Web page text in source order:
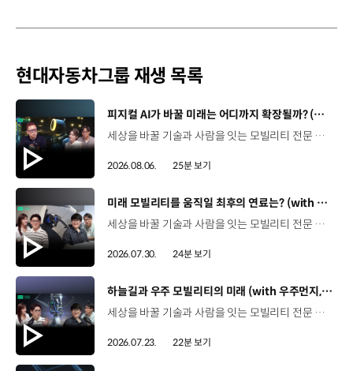
현대자동차그룹 재생 목록
[동영상]
피지컬 AI가 바꿀 미래는 어디까지 확장될까? (with 카이스트 김대식 교수) | 현대진행형 팟캐스트 EP. 22
세상을 바꿀 기술과 사람을 잇는 모빌리티 전문 팟캐스트, 현대진행형. 🔊과학커뮤니케이터 이독실, 여도은 앵커‬,그리고 카이스트 김대식 교수와 함께했습니다. 이제는 AI가 물건을 옮기고, 사람을 돕고, 함께 일하는 시대! 스물두 번째 에피소드에서는 몸을 가진 AI, ‘피지컬 AI’를 주제로휴머노이드가 사람을 닮은 이유부터 산업과 일상에 가져올 변화,그리고 현대자동차그룹이 준비하는 피지컬 AI의 미래까지 이야기합니다. 화면 밖을 나와 몸을 갖게 된 AI, 우리의 일상은 어떻게 달라질까요?현대진행형 22편에서 확인해 보세요. 현대진행형 팟빵 ▶현대진행형 애플 팟캐스트 ▶현대진행형 스포티파이 ▶ 00:00 하이라이트00:37 출연진 소개01:00 몸을 가진 AI, 피지컬 AI란?01:31 10년 만에 달라진 휴머노이드 기술02:42 도구로 능력을 확장해 온 인간04:51 인간의 의지까지 확장하는 AI05:30 휴머노이드는 왜 사람을 닮았을까?07:18 휴머노이드 개발에 남은 가장 큰 과제07:31 인간의 손과 다른 아틀라스의 손08:36 피지컬 AI가 가장 먼저 필요한 분야09:32 AI 시대, 노동의 의미는 달라질까?12:13 아직 1%도 시작하지 않은 피지컬 AI16:28 현대자동차그룹이 준비해 온 피지컬 AI17:31 미래 모빌리티는 어떤 모습일까?19:14 현대자동차그룹이 가진 풀스택 경쟁력20:10 피지컬 AI의 성능을 결정하는 모션 데이터22:49 휴머노이드와 함께 일하는 시대23:51 클로징 *본 영상에 포함된 참여자의 의견은 현대자동차그룹의 공식 입장과 다를 수 있습니다. #현대자동차그룹 #현대진행형 #모빌리티팟캐스트 #피지컬AI #휴머노이드 #보스턴다이나믹스 #아틀라스 #미래모빌리티 #모빌리티 #팟캐스트
2026.08.06. 25분 보기
[동영상]
미래 모빌리티를 움직일 최후의 연료는? (with 우주먼지, 항성) | 현대진행형 팟캐스트 EP. 21
세상을 바꿀 기술과 사람을 잇는 모빌리티 전문 팟캐스트, 현대진행형. 🔊 과학커뮤니케이터 이독실, 여도은 앵커,그리고 천문학자 우주먼지, 과학커뮤니케이터 항성과 함께했습니다. 휘발유부터 전기차, 수소전기차, 하이브리드까지미래 모빌리티를 움직일 연료는 무엇일까요? 스물한 번째 에피소드에서는 자동차의 '연료'를 주제로다양한 에너지가 만들어갈 미래 모빌리티 라이프스타일을 이야기합니다. 연료가 바뀌면 자동차도, 우리의 이동 방식도 달라지지 않을까요?현대진행형 21편에서 확인해 보세요. 현대진행형 팟빵▶ 현대진행형 애플 팟캐스트▶현대진행형 스포티파이▶ 00:00 하이라이트00:21 인트로 / 자기소개00:58 자동차의 성격, 무엇으로 결정될까?03:38 연료란, 자동차의 성격을 결정하는 DNA04:24 휘발유는 어떻게 연료 경쟁에서 살아남았을까06:09 휘발유의 과거와 현재, 유연휘발유 속 납성분07:02 지구를 납으로 오염시키던 유연휘발유가 사라진 이유08:47 달리는 전자제품이 된 자동차, SDV 시대로의 전환09:46 '기계공학' 시스템에서 '소프트웨어'로 변화하는 모빌리티11:18 친환경차 시대가 오기까지의 기술적 과제11:43 전기차 배터리가 풀어야 할 숙제12:25 배터리를 관리하는 BMS 기술13:51 수소전기차, 인프라가 먼저일까 수요가 먼저일까?14:23 수소가 청정 연료로 주목받는 이유15:08 우주에서 가장 흔한 원소, 수소 생산과 운송의 현실적인 과제16:49 수소가 필요한 모빌리티는 따로 있다18:21 하이브리드가 대세인 시대, 그 이유는? 19:26 하이브리드는 연료 과도기를 견디게 해주는 기술21:44 전기·수소·하이브리드를 함께 준비하는 멀티 파워트레인 전략이란?23:30 클로징 *본 영상에 포함된 참여자의 의견은 현대자동차그룹의 공식 입장과 다를 수 있습니다. #현대자동차그룹 #현대진행형 #모빌리티팟캐스트 #전기차 #수소전기차 #연료 #에너지 #미래모빌리티 #모빌리티 #팟캐스트
2026.07.30. 24분 보기
[동영상]
하늘길과 우주 모빌리티의 미래 (with 우주먼지, 항성) | 현대진행형 팟캐스트 EP. 20
세상을 바꿀 기술과 사람을 잇는 모빌리티 전문 팟캐스트, 현대진행형. 🔊 과학커뮤니케이터 이독실, 여도은 앵커,그리고 천문학자 우주먼지, 과학커뮤니케이터 항성과 함께했습니다. 우주정거장을 거쳐 뉴욕으로 향하는 미래를 상상해본 적 있나요?스무 번째 에피소드에서는 하늘 위 교통 체계와 이동 수단의 모습,그리고 지상을 넘어 우주로 확장되는 모빌리티의 가능성까지 살펴봅니다. 하늘길이 열리면 우리의 일상은 어떻게 달라질지,현대진행형 20편에서 확인해 보세요. 현대진행형 팟빵▶현대진행형 애플 팟캐스트▶현대진행형 스포티파이▶ 00:00 하이라이트00:24 인트로 / 자기소개00:47 하늘길의 교통은 어떻게 다를까02:33 하늘의 교통 관제 시스템03:10 하늘을 나는 자동차의 모습은?05:10 미래 하늘길의 동력원과 연료06:42 휘발유 대신 항공유가 쓰일 가능성07:18 자동차에서 모빌리티로의 변화08:13 하늘길 시대의 도로와 도시10:02 우주 모빌리티는 어디까지 가능할까12:18 우주를 경험하는 미래12:57 우주로 확장되는 모빌리티13:30 하늘과 우주에서 좋은 차의 기준은?14:54 우주 관광은 누구나 가능할까16:35 현대로템과 한국 우주 산업의 미래18:37 미래 모빌리티가 바꿀 우리의 일상 *본 영상에 포함된 참여자의 의견은 현대자동차그룹의 공식 입장과 다를 수 있습니다. #현대자동차그룹 #현대진행형 #모빌리티팟캐스트 #UAM #스카이모빌리티 #하늘길 #자율주행 #우주 #우주항공 #모빌리티 #팟캐스트
2026.07.23. 22분 보기